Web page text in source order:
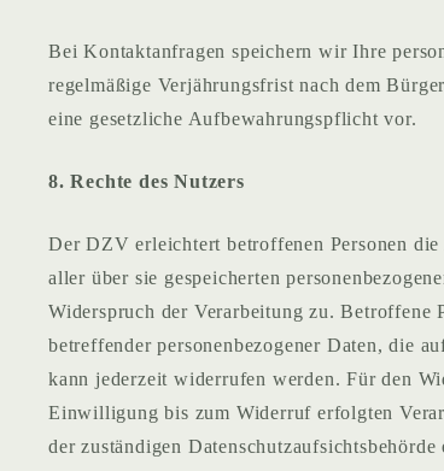
Bei Kontaktanfragen speichern wir Ihre
regelmäßige Verjährungsfrist nach dem
eine gesetzliche Aufbewahrungspflicht vor.
8. Rechte des Nutzers
Der DZV erleichtert betroffenen Personen
aller über sie gespeicherten
Widerspruch der Verarbeitung zu. Betroffene
betreffender personenbezogener Daten, die
kann jederzeit widerrufen werden. Für den
Einwilligung bis zum Widerruf erfolgten
der zuständigen